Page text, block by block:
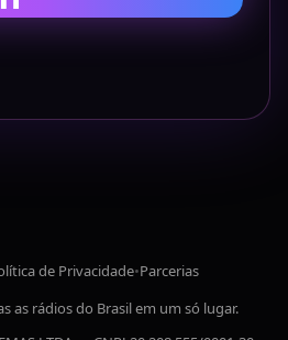
de Privacidade•Parcerias
as rádios do Brasil em um só lugar.